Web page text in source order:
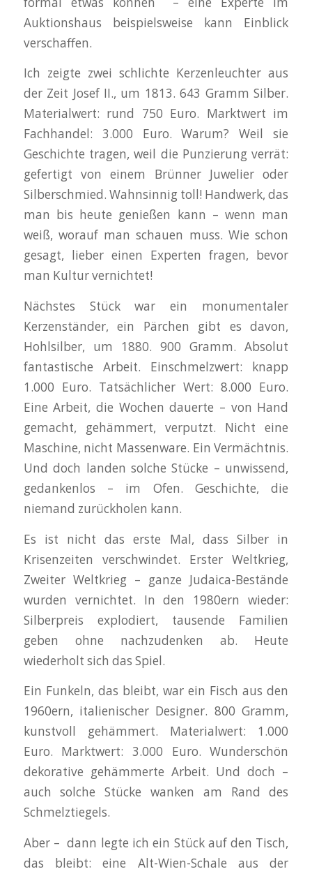
Auktionshaus beispielsweise kann Einblick
verschaffen.
Ich zeigte zwei schlichte Kerzenleuchter aus
der Zeit Josef II., um 1813. 643 Gramm Silber.
Materialwert: rund 750 Euro. Marktwert im
Fachhandel: 3.000 Euro. Warum? Weil sie
Geschichte tragen, weil die Punzierung verrät:
gefertigt von einem Brünner Juwelier oder
Silberschmied. Wahnsinnig toll! Handwerk, das
man bis heute genießen kann – wenn man
weiß, worauf man schauen muss. Wie schon
gesagt, lieber einen Experten fragen, bevor
man Kultur vernichtet!
Nächstes Stück war ein monumentaler
Kerzenständer, ein Pärchen gibt es davon,
Hohlsilber, um 1880. 900 Gramm. Absolut
fantastische Arbeit. Einschmelzwert: knapp
1.000 Euro. Tatsächlicher Wert: 8.000 Euro.
Eine Arbeit, die Wochen dauerte – von Hand
gemacht, gehämmert, verputzt. Nicht eine
Maschine, nicht Massenware. Ein Vermächtnis.
Und doch landen solche Stücke – unwissend,
gedankenlos – im Ofen. Geschichte, die
niemand zurückholen kann.
Es ist nicht das erste Mal, dass Silber in
Krisenzeiten verschwindet. Erster Weltkrieg,
Zweiter Weltkrieg – ganze Judaica-Bestände
wurden vernichtet. In den 1980ern wieder:
Silberpreis explodiert, tausende Familien
geben ohne nachzudenken ab. Heute
wiederholt sich das Spiel.
Ein Funkeln, das bleibt, war ein Fisch aus den
1960ern, italienischer Designer. 800 Gramm,
kunstvoll gehämmert. Materialwert: 1.000
Euro. Marktwert: 3.000 Euro. Wunderschön
dekorative gehämmerte Arbeit. Und doch –
auch solche Stücke wanken am Rand des
Schmelztiegels.
Aber – dann legte ich ein Stück auf den Tisch,
das bleibt: eine Alt-Wien-Schale aus der